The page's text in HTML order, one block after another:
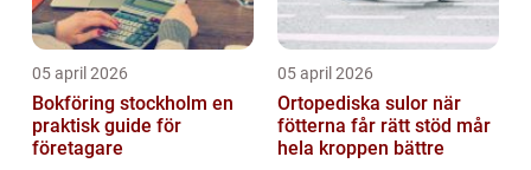
05 april 2026
Bokföring stockholm en
praktisk guide för
företagare
05 april 2026
Ortopediska sulor när
fötterna får rätt stöd mår
hela kroppen bättre